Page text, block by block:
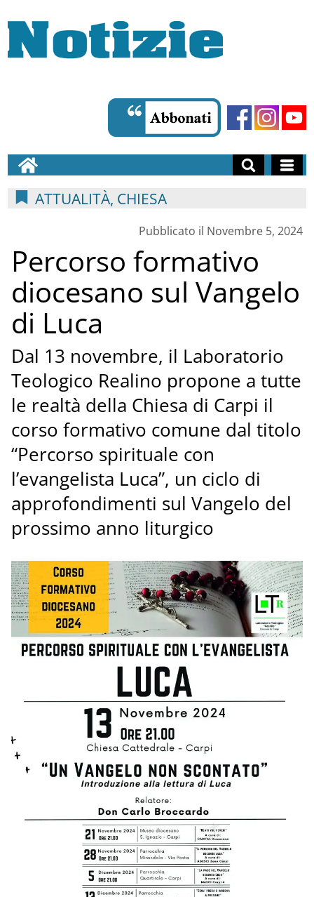
ATTUALITÀ, CHIESA
Pubblicato il Novembre 5, 2024
Percorso formativo
diocesano sul Vangelo
di Luca
Dal 13 novembre, il Laboratorio
Teologico Realino propone a tutte
le realtà della Chiesa di Carpi il
corso formativo comune dal titolo
“Percorso spirituale con
l’evangelista Luca”, un ciclo di
approfondimenti sul Vangelo del
prossimo anno liturgico